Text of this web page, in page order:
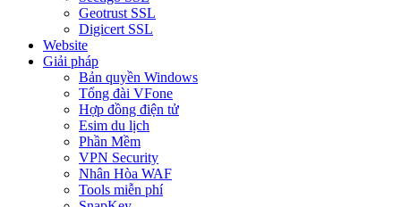
Geotrust SSL
Digicert SSL
Website
Giải pháp
Bản quyền Windows
Tổng đài VFone
Hợp đồng điện tử
Esim du lịch
Phần Mềm
VPN Security
Nhân Hòa WAF
Tools miễn phí